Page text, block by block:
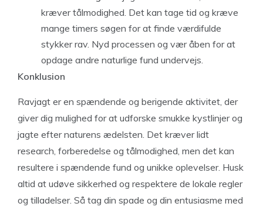
kræver tålmodighed. Det kan tage tid og kræve
mange timers søgen for at finde værdifulde
stykker rav. Nyd processen og vær åben for at
opdage andre naturlige fund undervejs.
Konklusion
Ravjagt er en spændende og berigende aktivitet, der
giver dig mulighed for at udforske smukke kystlinjer og
jagte efter naturens ædelsten. Det kræver lidt
research, forberedelse og tålmodighed, men det kan
resultere i spændende fund og unikke oplevelser. Husk
altid at udøve sikkerhed og respektere de lokale regler
og tilladelser. Så tag din spade og din entusiasme med